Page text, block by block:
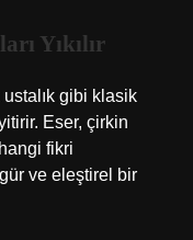
Yıkılır
gibi klasik
Eser, çirkin
fikri
ve eleştirel bir